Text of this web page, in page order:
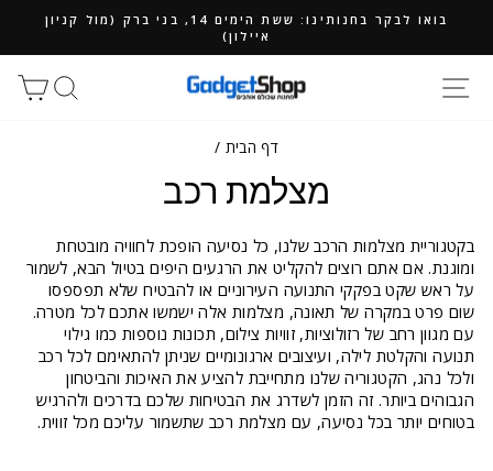
בואו לבקר בחנותינו: ששת הימים 14, בני ברק (מול קניון
איילון)
חיפוש
דף הבית /
מצלמת רכב
בקטגוריית מצלמות הרכב שלנו, כל נסיעה הופכת לחוויה מובטחת
ומוגנת. אם אתם רוצים להקליט את הרגעים היפים בטיול הבא, לשמור
על ראש שקט בפקקי התנועה העירוניים או להבטיח שלא תפספסו
שום פרט במקרה של תאונה, מצלמות אלה ישמשו אתכם לכל מטרה.
עם מגוון רחב של רזולוציות, זוויות צילום, תכונות נוספות כמו גילוי
תנועה והקלטת לילה, ועיצובים ארגונומיים שניתן להתאימם לכל רכב
ולכל נהג, הקטגוריה שלנו מתחייבת להציע את האיכות והביטחון
הגבוהים ביותר. זה הזמן לשדרג את הבטיחות שלכם בדרכים ולהרגיש
בטוחים יותר בכל נסיעה, עם מצלמת רכב שתשמור עליכם מכל זווית.